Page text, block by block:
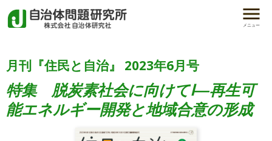
メニュー
月刊『住民と自治』 2023年6月号
特集 脱炭素社会に向けてⅠ―再生可
能エネルギー開発と地域合意の形成